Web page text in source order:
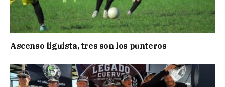
Ascenso liguista, tres son los punteros